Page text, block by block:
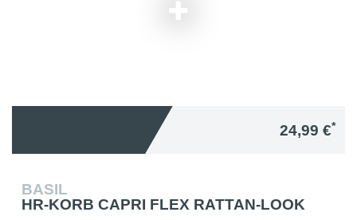
24,99 €*
BASIL
HR-KORB CAPRI FLEX RATTAN-LOOK